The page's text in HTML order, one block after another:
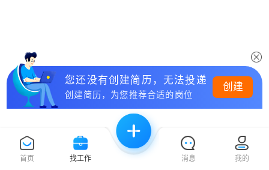
首页 找工作 消息 我的
您还没有创建简历，无法投递
创建简历，为您推荐合适的岗位
创建